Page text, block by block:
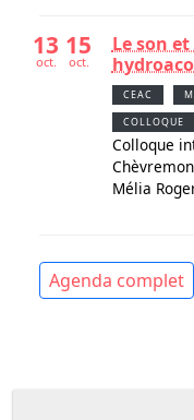
13
oct.
15
oct.
Le son
CEAC
COLLOQUE
Colloque
Mélia
Agenda complet